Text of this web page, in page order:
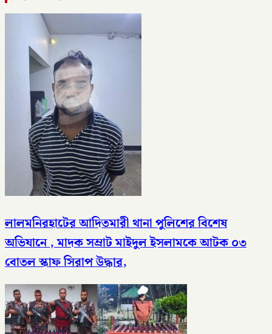
লালমনিরহাটের আদিতমারী থানা পুলিশের বিশেষ
অভিযানে , মাদক সম্রাট মাইদুল ইসলামকে আটক ০৩
বোতল স্কাফ সিরাপ উদ্ধার,